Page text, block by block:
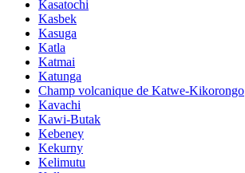
Kasatochi
Kasbek
Kasuga
Katla
Katmai
Katunga
Champ volcanique de Katwe-Kikorongo
Kavachi
Kawi-Butak
Kebeney
Kekurny
Kelimutu